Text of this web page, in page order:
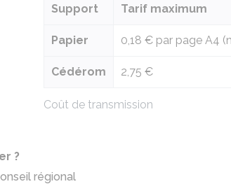
Coût de transmission
Support Tarif maximum
Papier 0,18 €par page A4
Cédérom 2,75 €
?
régional